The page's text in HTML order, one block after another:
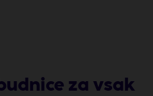
za vsak